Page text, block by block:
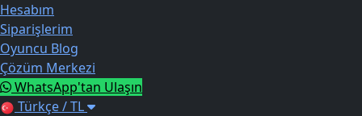
Hesabım
Siparişlerim
Oyuncu Blog
Çözüm Merkezi
WhatsApp'tan Ulaşın
Türkçe / TL